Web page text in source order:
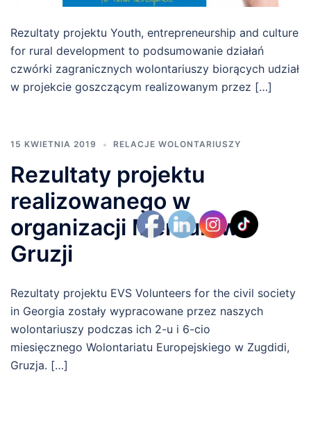
Rezultaty projektu Youth, entrepreneurship and culture
for rural development to podsumowanie działań
czwórki zagranicznych wolontariuszy biorących udział
w projekcie goszczącym realizowanym przez […]
15 KWIETNIA 2019 RELACJE WOLONTARIUSZY
Rezultaty projektu
realizowanego w
organizacji Merkuri w
Gruzji
Rezultaty projektu EVS Volunteers for the civil society
in Georgia zostały wypracowane przez naszych
wolontariuszy podczas ich 2-u i 6-cio
miesięcznego Wolontariatu Europejskiego w Zugdidi,
Gruzja. […]